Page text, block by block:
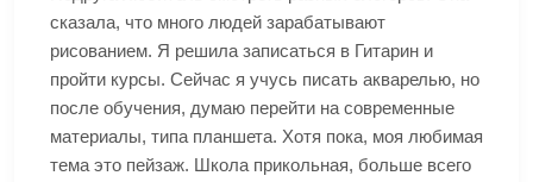
сказала, что много людей зарабатывают
рисованием. Я решила записаться в Гитарин и
пройти курсы. Сейчас я учусь писать акварелью, но
после обучения, думаю перейти на современные
материалы, типа планшета. Хотя пока, моя любимая
тема это пейзаж. Школа прикольная, больше всего